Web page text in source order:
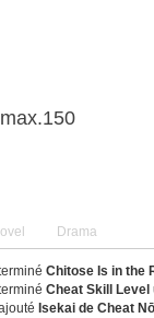
Drama
Chitose Is in the
Cheat Skill Level
Isekai de Cheat